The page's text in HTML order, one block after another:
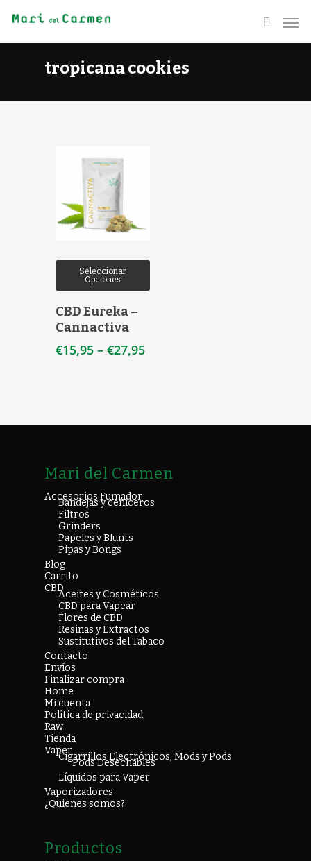
tropicana cookies
Seleccionar
Opciones
CBD Eureka –
Cannactiva
€15,95 – €27,95
Mari del Carmen
Accesorios Fumador
Bandejas y ceniceros
Filtros
Grinders
Papeles y Blunts
Pipas y Bongs
Blog
Carrito
CBD
Aceites y Cosméticos
CBD para Vapear
Flores de CBD
Resinas y Extractos
Sustitutivos del Tabaco
Contacto
Envíos
Finalizar compra
Home
Mi cuenta
Política de privacidad
Raw
Tienda
Vaper
Cigarrillos Electrónicos, Mods y Pods
Pods Desechables
Líquidos para Vaper
Vaporizadores
¿Quienes somos?
Productos